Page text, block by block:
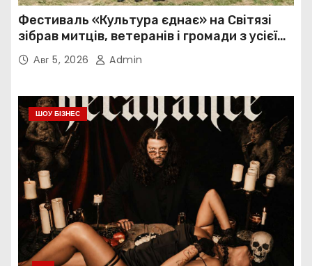
Фестиваль «Культура єднає» на Світязі
зібрав митців, ветеранів і громади з усієї
України
Авг 5, 2026 Admin
ШОУ БІЗНЕС